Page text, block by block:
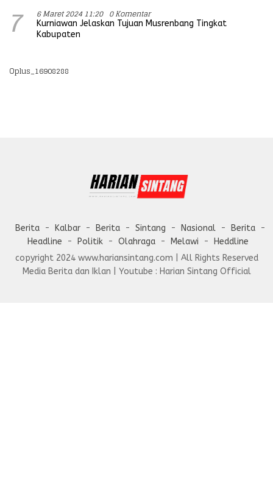
7 6 Maret 2024 11:20 0 Komentar
Kurniawan Jelaskan Tujuan Musrenbang Tingkat
Kabupaten
Oplus_16908288
Berita Kalbar Berita Sintang Nasional
Berita
Headline
Politik Olahraga Melawi
Heddline
copyright 2024 www.hariansintang.com | All Rights Reserved
Media Berita dan Iklan | Youtube : Harian Sintang Official